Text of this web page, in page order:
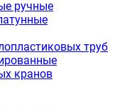
ручные
труб
кранов